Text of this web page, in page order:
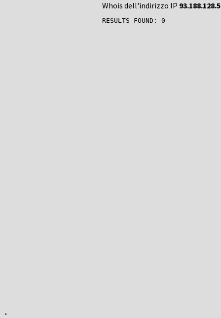
Whois dell'indirizzo IP